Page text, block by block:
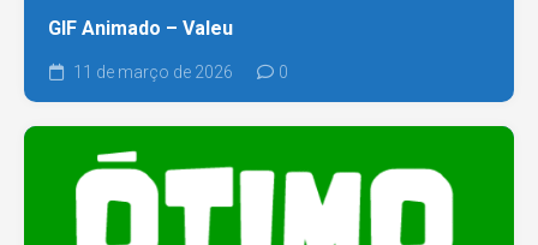
GIF Animado – Valeu
11 de março de 2026 0